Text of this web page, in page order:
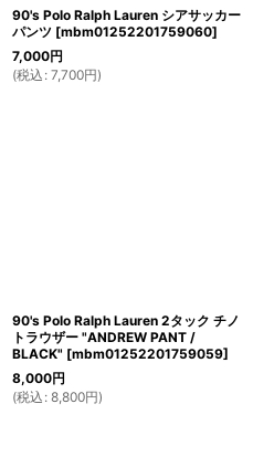
90's Polo Ralph Lauren シアサッカー
パンツ [mbm01252201759060]
7,000円
(税込 : 7,700円)
90's Polo Ralph Lauren 2タック チノ
トラウザー "ANDREW PANT /
BLACK" [mbm01252201759059]
8,000円
(税込 : 8,800円)